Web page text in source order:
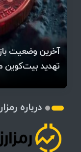
چرا سرعت
آخرین وضعیت
تهدید
اتفاق تاریخی در
۱۴۰۵ |
تغییر می‌کند
کدامند؟
اتفاق مهم در
تازه‌ترین
میز / ۶۲۲ بیت‌کوین کجا رفت؟
بحران بدهی
دلار بیت‌کوین
درباره